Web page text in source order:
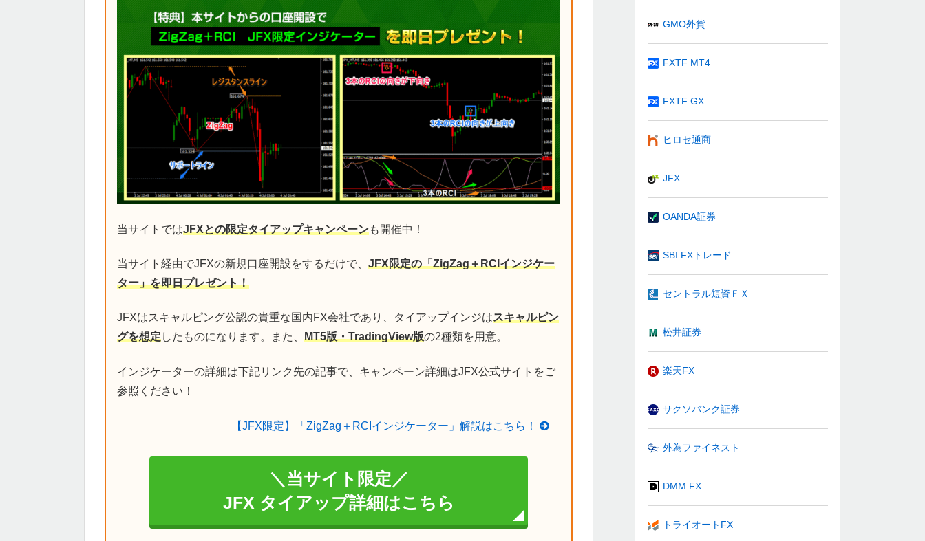
当サイトではJFXとの限定タイアップキャンペーンも開催中！
当サイト経由でJFXの新規口座開設をするだけで、 JFX限定の「ZigZag＋RCIインジケー
ター」を即日プレゼント！
JFXはスキャルピング公認の貴重な国内FX会社であり、タイアップインジはスキャルピン
グを想定したものになります。また、 MT5版・TradingView版の2種類を用意。
インジケーターの詳細は下記リンク先の記事で、キャンペーン詳細はJFX公式サイトをご
参照ください！
【JFX限定】「ZigZag＋RCIインジケーター」解説はこちら！
＼当サイト限定／
JFX タイアップ詳細はこちら
GMO外貨
FXTF MT4
FXTF GX
ヒロセ通商
JFX
OANDA証券
SBI FXトレード
セントラル短資ＦＸ
松井証券
楽天FX
サクソバンク証券
外為ファイネスト
DMM FX
トライオートFX